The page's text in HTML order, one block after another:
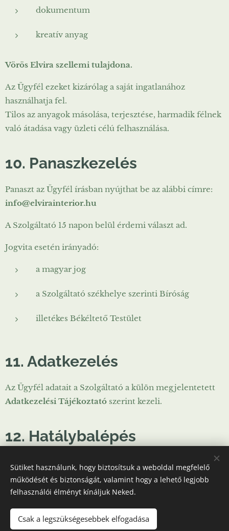
dokumentum
kreatív anyag
Vörös Elvira szellemi tulajdona.
Az Ügyfél ezeket kizárólag a saját ingatlanához
használhatja fel.
Tilos az anyagok másolása, terjesztése, harmadik félnek
való átadása vagy üzleti célú felhasználása.
10. Panaszkezelés
Panaszt az Ügyfél írásban nyújthat be az alábbi címre:
info@elvirainterior.hu
A Szolgáltató 15 napon belül érdemi választ ad.
Jogvita esetén irányadó:
a magyar jog
a Szolgáltató székhelye szerinti Bíróság
illetékes Békéltető Testület
11. Adatkezelés
Az Ügyfél adatait a Szolgáltató a külön megjelentetett
Adatkezelési Tájékoztató szerint kezeli.
12. Hatálybalépés
Jelen dokumentum 2025. 06. 25-én lép hatályba és
visszavonásig érvényes.
Sütiket használunk, hogy biztosítsuk a weboldal megfelelő
működését és biztonságát, valamint hogy a lehető legjobb
felhasználói élményt kínáljuk Neked.
Csak a legszükségesebbek elfogadása